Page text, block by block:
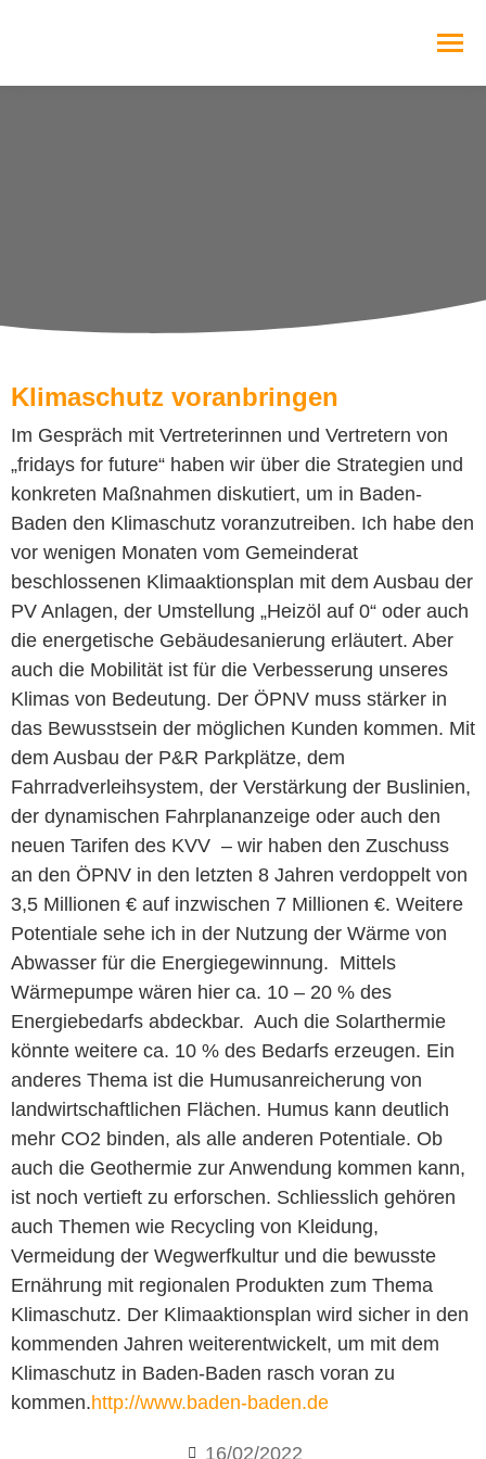
Klimaschutz voranbringen
Im Gespräch mit Vertreterinnen und Vertretern von
„fridays for future“ haben wir über die Strategien und
konkreten Maßnahmen diskutiert, um in Baden-
Baden den Klimaschutz voranzutreiben. Ich habe den
vor wenigen Monaten vom Gemeinderat
beschlossenen Klimaaktionsplan mit dem Ausbau der
PV Anlagen, der Umstellung „Heizöl auf 0“ oder auch
die energetische Gebäudesanierung erläutert. Aber
auch die Mobilität ist für die Verbesserung unseres
Klimas von Bedeutung. Der ÖPNV muss stärker in
das Bewusstsein der möglichen Kunden kommen. Mit
dem Ausbau der P&R Parkplätze, dem
Fahrradverleihsystem, der Verstärkung der Buslinien,
der dynamischen Fahrplananzeige oder auch den
neuen Tarifen des KVV – wir haben den Zuschuss
an den ÖPNV in den letzten 8 Jahren verdoppelt von
3,5 Millionen € auf inzwischen 7 Millionen €. Weitere
Potentiale sehe ich in der Nutzung der Wärme von
Abwasser für die Energiegewinnung. Mittels
Wärmepumpe wären hier ca. 10 – 20 % des
Energiebedarfs abdeckbar. Auch die Solarthermie
könnte weitere ca. 10 % des Bedarfs erzeugen. Ein
anderes Thema ist die Humusanreicherung von
landwirtschaftlichen Flächen. Humus kann deutlich
mehr CO2 binden, als alle anderen Potentiale. Ob
auch die Geothermie zur Anwendung kommen kann,
ist noch vertieft zu erforschen. Schliesslich gehören
auch Themen wie Recycling von Kleidung,
Vermeidung der Wegwerfkultur und die bewusste
Ernährung mit regionalen Produkten zum Thema
Klimaschutz. Der Klimaaktionsplan wird sicher in den
kommenden Jahren weiterentwickelt, um mit dem
Klimaschutz in Baden-Baden rasch voran zu
kommen.http://www.baden-baden.de
16/02/2022